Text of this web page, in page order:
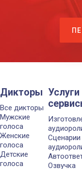
Дикторы
Все дикторы
Мужские
голоса
Женские
голоса
Детские
голоса
Услуги
Сценарии
Озвучка